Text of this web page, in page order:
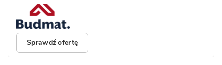
Sprawdź ofertę